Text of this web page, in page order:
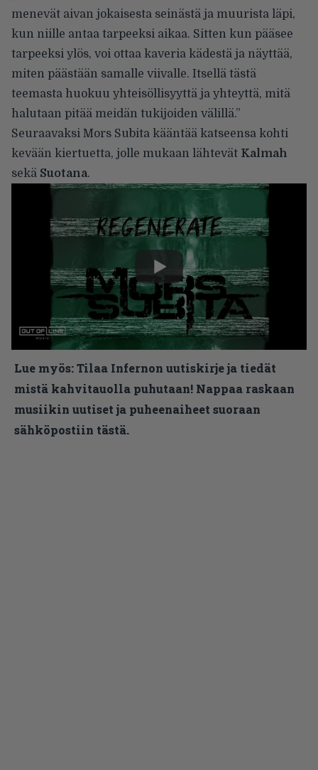
menevät aivan jokaisesta seinästä ja muurista läpi,
kun niille antaa tarpeeksi aikaa. Sitten kun pääsee
tarpeeksi ylös, voi ottaa kaveria kädestä ja näyttää,
miten päästään samalle viivalle. Itsellä tästä
teemasta huokuu yhteisöllisyyttä ja yhteyttä, mitä
halutaan pitää meidän tukijoiden välillä.”
Seuraavaksi Mors Subita kääntää katseensa kohti
kevään kiertuetta, jolle mukaan lähtevät Kalmah
sekä Suotana.
Lue myös:Tilaa Infernon uutiskirje ja tiedät
mistä kahvitauolla puhutaan! Nappaa raskaan
musiikin uutiset ja puheenaiheet suoraan
sähköpostiin tästä.